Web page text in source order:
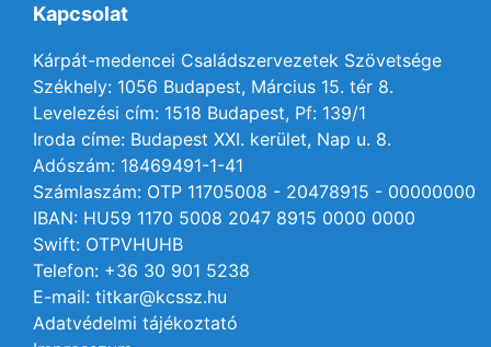
Kapcsolat
Kárpát-medencei Családszervezetek Szövetsége
Székhely: 1056 Budapest, Március 15. tér 8.
Levelezési cím: 1518 Budapest, Pf: 139/1
Iroda címe: Budapest XXI. kerület, Nap u. 8.
Adószám: 18469491-1-41
Számlaszám: OTP 11705008 - 20478915 - 00000000
IBAN: HU59 1170 5008 2047 8915 0000 0000
Swift: OTPVHUHB
Telefon: +36 30 901 5238
E-mail: titkar@kcssz.hu
Adatvédelmi tájékoztató